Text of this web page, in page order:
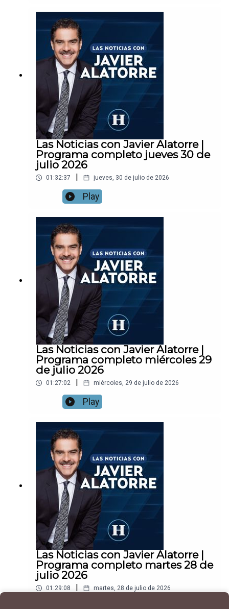
Las Noticias con Javier Alatorre |
Programa completo jueves 30 de
julio 2026
01:32:37 jueves, 30 de julio de 2026
Play
Las Noticias con Javier Alatorre |
Programa completo miércoles 29
de julio 2026
01:27:02 miércoles, 29 de julio de 2026
Play
Las Noticias con Javier Alatorre |
Programa completo martes 28 de
julio 2026
01:29:08 martes, 28 de julio de 2026